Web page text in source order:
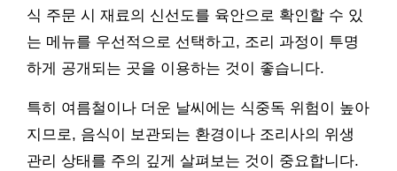
식 주문 시 재료의 신선도를 육안으로 확인할 수 있
는 메뉴를 우선적으로 선택하고, 조리 과정이 투명
하게 공개되는 곳을 이용하는 것이 좋습니다.
특히 여름철이나 더운 날씨에는 식중독 위험이 높아
지므로, 음식이 보관되는 환경이나 조리사의 위생
관리 상태를 주의 깊게 살펴보는 것이 중요합니다.